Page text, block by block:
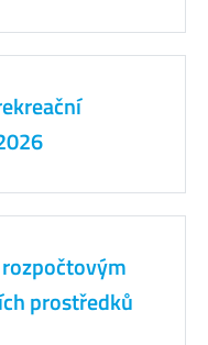
prostředků